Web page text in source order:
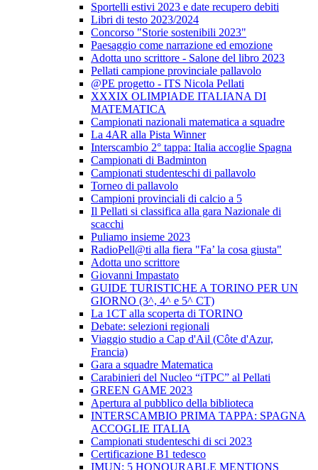
Sportelli estivi 2023 e date recupero debiti
Libri di testo 2023/2024
Concorso "Storie sostenibili 2023"
Paesaggio come narrazione ed emozione
Adotta uno scrittore - Salone del libro 2023
Pellati campione provinciale pallavolo
@PE progetto - ITS Nicola Pellati
XXXIX OLIMPIADE ITALIANA DI
MATEMATICA
Campionati nazionali matematica a squadre
La 4AR alla Pista Winner
Interscambio 2° tappa: Italia accoglie Spagna
Campionati di Badminton
Campionati studenteschi di pallavolo
Torneo di pallavolo
Campioni provinciali di calcio a 5
Il Pellati si classifica alla gara Nazionale di
scacchi
Puliamo insieme 2023
RadioPell@ti alla fiera "Fa’ la cosa giusta"
Adotta uno scrittore
Giovanni Impastato
GUIDE TURISTICHE A TORINO PER UN
GIORNO (3^, 4^ e 5^ CT)
La 1CT alla scoperta di TORINO
Debate: selezioni regionali
Viaggio studio a Cap d'Ail (Côte d'Azur,
Francia)
Gara a squadre Matematica
Carabinieri del Nucleo “iTPC” al Pellati
GREEN GAME 2023
Apertura al pubblico della biblioteca
INTERSCAMBIO PRIMA TAPPA: SPAGNA
ACCOGLIE ITALIA
Campionati studenteschi di sci 2023
Certificazione B1 tedesco
IMUN: 5 HONOURABLE MENTIONS